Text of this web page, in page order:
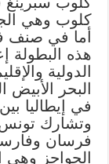
كلوب وهي
أما في صنف
هذه البطولة
الدولية
البحر الأبيض
في إيطاليا بين 21 أوت و3 سبتمبر 2026..
وتشارك تونس
فرسان
الحواجز وهي